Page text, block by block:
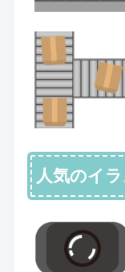
人気のイラ